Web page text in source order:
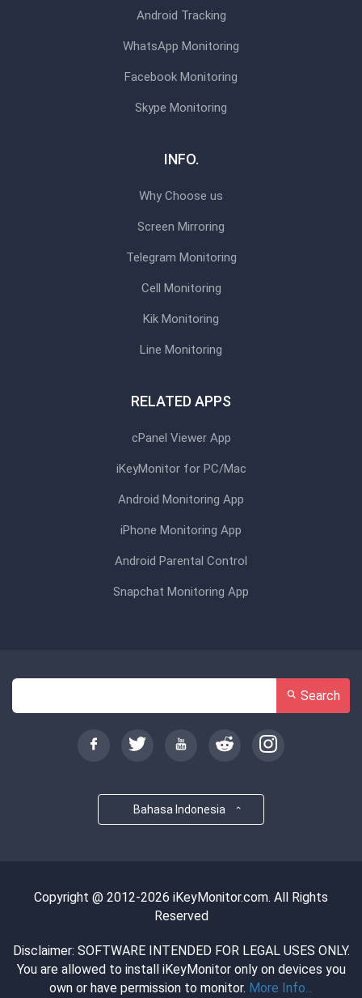
Android Tracking
WhatsApp Monitoring
Facebook Monitoring
Skype Monitoring
INFO.
Why Choose us
Screen Mirroring
Telegram Monitoring
Cell Monitoring
Kik Monitoring
Line Monitoring
RELATED APPS
cPanel Viewer App
iKeyMonitor for PC/Mac
Android Monitoring App
iPhone Monitoring App
Android Parental Control
Snapchat Monitoring App
Search
Bahasa Indonesia
Copyright @ 2012-2026 iKeyMonitor.com. All Rights
Reserved
Disclaimer: SOFTWARE INTENDED FOR LEGAL USES ONLY.
You are allowed to install iKeyMonitor only on devices you
own or have permission to monitor. More Info...